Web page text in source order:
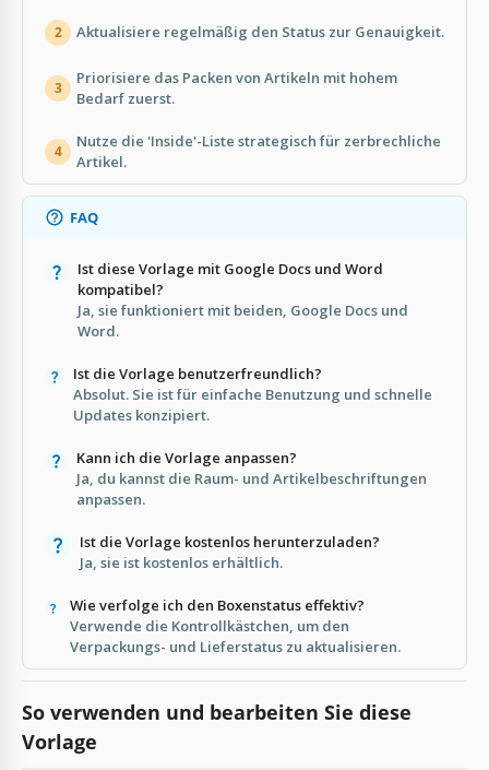
2 Aktualisiere regelmäßig den Status zur Genauigkeit.
3
Priorisiere das Packen von Artikeln mit hohem
Bedarf zuerst.
4
Nutze die 'Inside'-Liste strategisch für zerbrechliche
Artikel.
FAQ
Ist diese Vorlage mit Google Docs und Word
kompatibel?
Ja, sie funktioniert mit beiden, Google Docs und
Word.
Ist die Vorlage benutzerfreundlich?
Absolut. Sie ist für einfache Benutzung und schnelle
Updates konzipiert.
Kann ich die Vorlage anpassen?
Ja, du kannst die Raum- und Artikelbeschriftungen
anpassen.
Ist die Vorlage kostenlos herunterzuladen?
Ja, sie ist kostenlos erhältlich.
Wie verfolge ich den Boxenstatus effektiv?
Verwende die Kontrollkästchen, um den
Verpackungs- und Lieferstatus zu aktualisieren.
So verwenden und bearbeiten Sie diese
Vorlage